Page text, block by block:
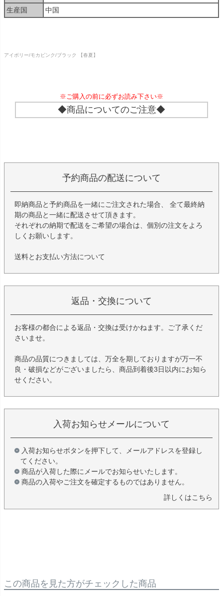
生産国
中国
アイボリー/モカピンク/ブラック 【春夏】
※ご購入の前に必ずお読み下さい※
◆商品についてのご注意◆
予約商品の配送について
即納商品と予約商品を一緒にご注文された場合、 全て最終納
期の商品と一緒に配送させて頂きます。
それぞれの納期で配送をご希望の場合は、個別の注文をよろ
しくお願いします。
送料とお支払い方法について
返品・交換について
お客様の都合による返品・交換は受けかねます。ご了承くだ
さいませ。
商品の品質につきましては、万全を期しておりますが万一不
良・破損などがございましたら、商品到着後3日以内にお知ら
せください。
入荷お知らせメールについて
入荷お知らせボタンを押下して、メールアドレスを登録し
てください。
商品が入荷した際にメールでお知らせいたします。
商品の入荷やご注文を確定するものではありません。
詳しくはこちら
この商品を見た方がチェックした商品